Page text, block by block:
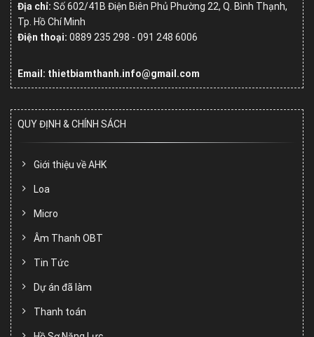
Địa chỉ: Số602/41B Điện Biên Phủ Phường 22, Q. Bình Thạnh,
Tp. Hồ Chí Minh
Điện thoại: 0889 235 298 - 091 248 6006
Email: thietbiamthanh.info@gmail.com
QUY ĐỊNH & CHÍNH SÁCH
Giới thiệu về AHK
Loa
Micro
Âm Thanh OBT
Tin Tức
Dự án đã làm
Thanh toán